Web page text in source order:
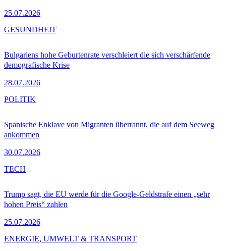
25.07.2026
Bulgariens hohe Geburtenrate verschleiert die sich verschärfende
demografische Krise
28.07.2026
GESUNDHEIT
Spanische Enklave von Migranten überrannt, die auf dem Seeweg
ankommen
30.07.2026
POLITIK
Trump sagt, die EU werde für die Google-Geldstrafe einen „sehr
hohen Preis“ zahlen
25.07.2026
TECH
ENERGIE, UMWELT & TRANSPORT